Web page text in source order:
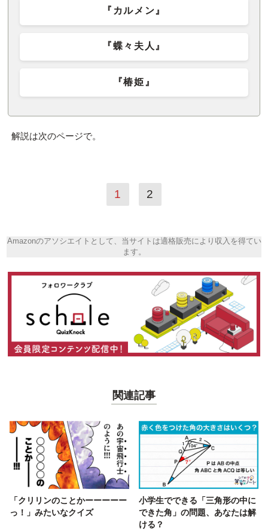
『カルメン』
『蝶々夫人』
『椿姫』
解説は次のページで。
1 2
Amazonのアソシエイトとして、当サイトは適格販売により収入を得てい
ます。
関連記事
「クリリンのことかーーーーー
っ！」みたいなクイズ
小学生でできる「三角形の中に
できた角」の問題、あなたは解
ける？